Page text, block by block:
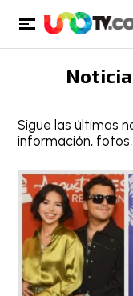
Sigue las últimas
información,